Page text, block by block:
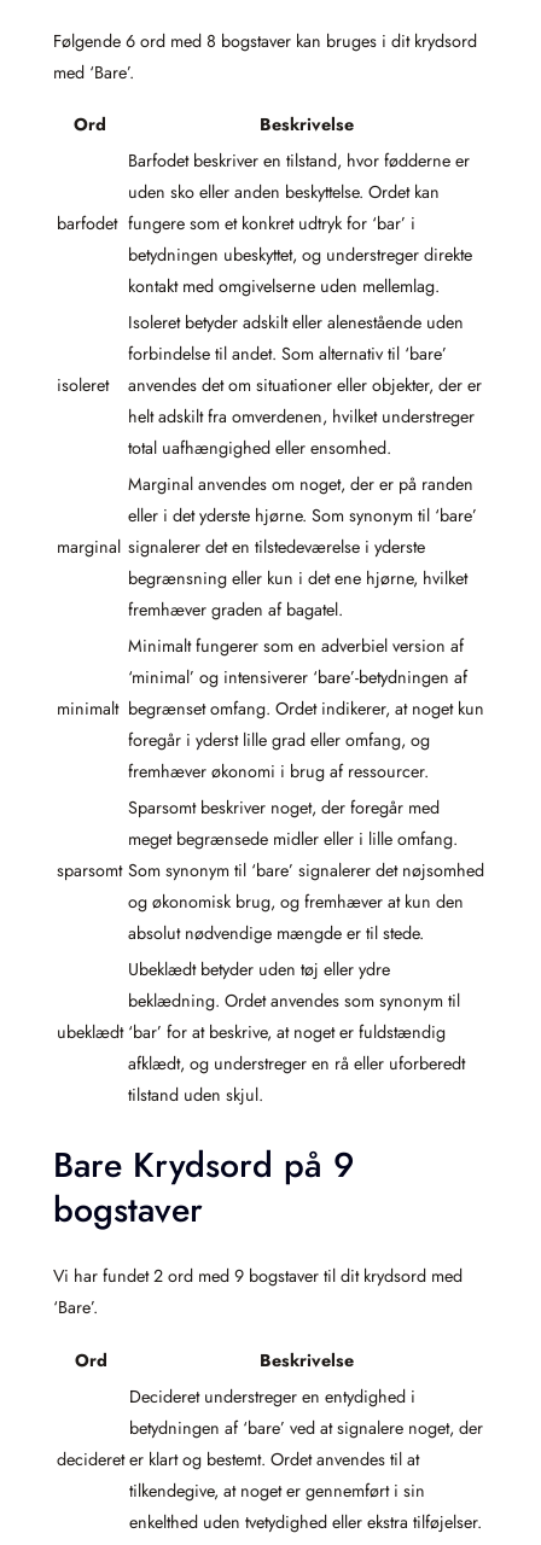
Følgende 6 ord med 8 bogstaver kan bruges i dit krydsord
med ‘Bare’.
Ord Beskrivelse
barfodet
Barfodet beskriver en tilstand, hvor fødderne er
uden sko eller anden beskyttelse. Ordet kan
fungere som et konkret udtryk for ‘bar’ i
betydningen ubeskyttet, og understreger direkte
kontakt med omgivelserne uden mellemlag.
isoleret
Isoleret betyder adskilt eller alenestående uden
forbindelse til andet. Som alternativ til ‘bare’
anvendes det om situationer eller objekter, der er
helt adskilt fra omverdenen, hvilket understreger
total uafhængighed eller ensomhed.
marginal
Marginal anvendes om noget, der er på randen
eller i det yderste hjørne. Som synonym til ‘bare’
signalerer det en tilstedeværelse i yderste
begrænsning eller kun i det ene hjørne, hvilket
fremhæver graden af bagatel.
minimalt
Minimalt fungerer som en adverbiel version af
‘minimal’ og intensiverer ‘bare’-betydningen af
begrænset omfang. Ordet indikerer, at noget kun
foregår i yderst lille grad eller omfang, og
fremhæver økonomi i brug af ressourcer.
sparsomt
Sparsomt beskriver noget, der foregår med
meget begrænsede midler eller i lille omfang.
Som synonym til ‘bare’ signalerer det nøjsomhed
og økonomisk brug, og fremhæver at kun den
absolut nødvendige mængde er til stede.
ubeklædt
Ubeklædt betyder uden tøj eller ydre
beklædning. Ordet anvendes som synonym til
‘bar’ for at beskrive, at noget er fuldstændig
afklædt, og understreger en rå eller uforberedt
tilstand uden skjul.
Bare Krydsord på 9
bogstaver
Vi har fundet 2 ord med 9 bogstaver til dit krydsord med
‘Bare’.
Ord Beskrivelse
decideret
Decideret understreger en entydighed i
betydningen af ‘bare’ ved at signalere noget, der
er klart og bestemt. Ordet anvendes til at
tilkendegive, at noget er gennemført i sin
enkelthed uden tvetydighed eller ekstra tilføjelser.